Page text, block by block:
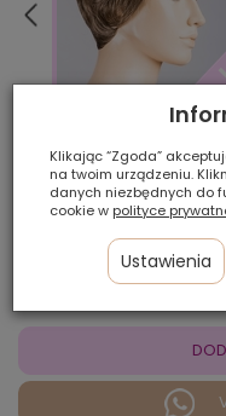
Klikając “Zgoda”
na twoim urządzeniu.
danych niezbędnych do
cookie w polityce
Ustawienia